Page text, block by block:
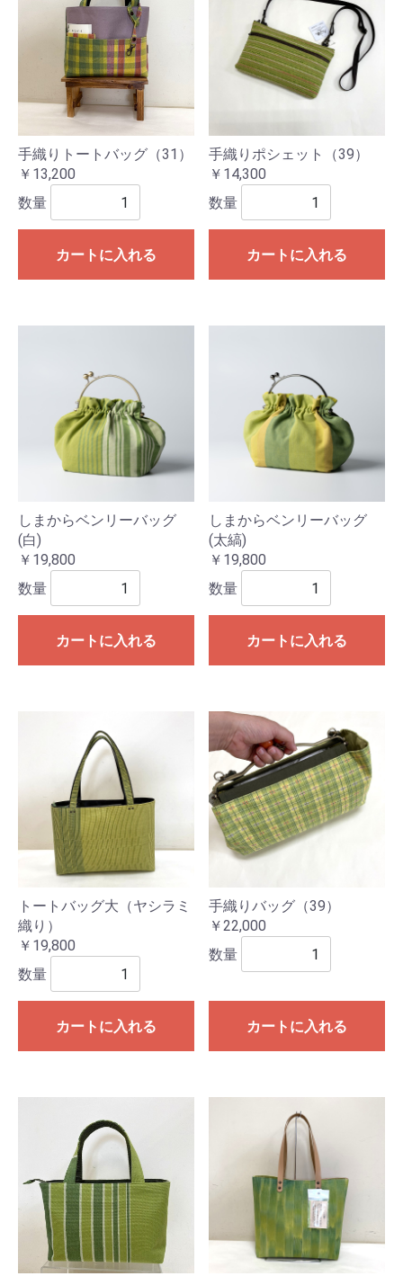
手織りトートバッグ（31）
￥13,200
数量
カートに入れる
手織りポシェット（39）
￥14,300
数量
カートに入れる
しまからベンリーバッグ
(白)
￥19,800
数量
カートに入れる
しまからベンリーバッグ
(太縞)
￥19,800
数量
カートに入れる
トートバッグ大（ヤシラミ
織り）
￥19,800
数量
カートに入れる
手織りバッグ（39）
￥22,000
数量
カートに入れる